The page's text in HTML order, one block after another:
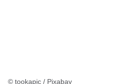
© tookapic / Pixabay